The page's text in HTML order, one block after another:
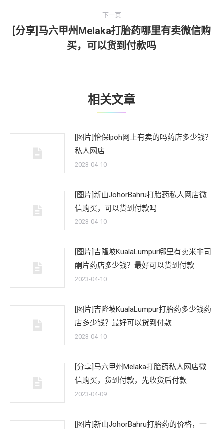
下一页
下
一
文
[分享]马六甲州Melaka打胎药哪里有卖微信购
买，可以货到付款吗
相关文章
[图片]怡保lpoh网上有卖的吗药店多少钱？
私人网店
2023-04-10
[图片]新山JohorBahru打胎药私人网店微
信购买，可以货到付款吗
2023-04-10
[图片]吉隆坡KualaLumpur哪里有卖米非司
酮片药店多少钱？最好可以货到付款
2023-04-10
[图片]吉隆坡KualaLumpur打胎药多少钱药
店多少钱？最好可以货到付款
2023-04-10
[分享]马六甲州Melaka打胎药私人网店微
信购买，货到付款，先收货后付款
2023-04-09
[图片]新山JohorBahru打胎药的价格，一